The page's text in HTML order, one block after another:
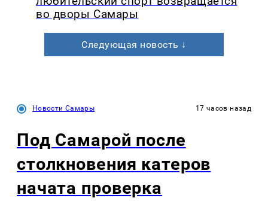
во дворы Самары
Следующая новость ↓
Новости Самары 17 часов назад
Под Самарой после
столкновения катеров
начата проверка